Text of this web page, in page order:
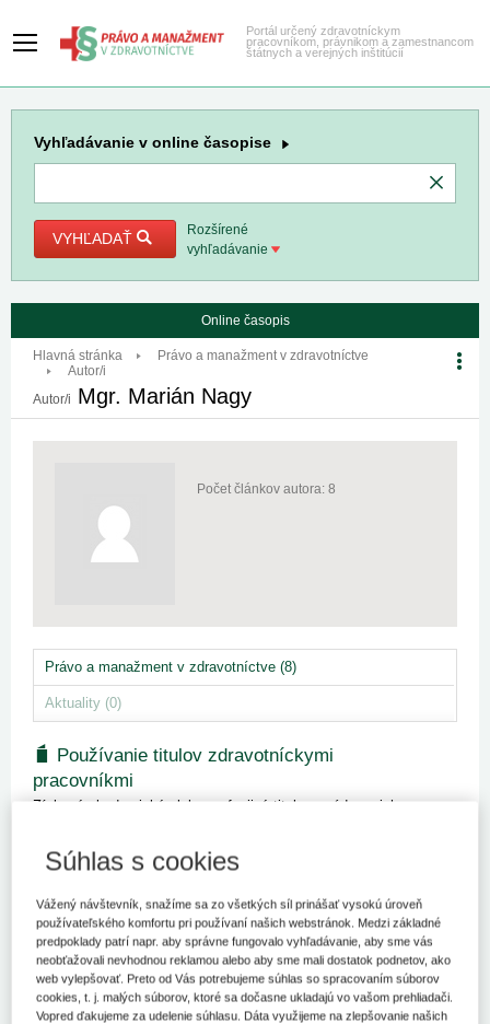
Portál určený zdravotníckym
pracovníkom, právnikom a zamestnancom
štátnych a verejných inštitúcií
Vyhľadávanie v online časopise
VYHĽADAŤ
Rozšírené
vyhľadávanie
Online časopis
Hlavná stránka
Právo a manažment v zdravotníctve
Autor/i
Autor/i Mgr. Marián Nagy
Počet článkov autora: 8
Právo a manažment v zdravotníctve (8)
Aktuality (0)
Používanie titulov zdravotníckymi
pracovníkmi
Získaný akademický alebo profesijný titul prezrádza o jeho
odbornú spôsobilosť. Oblasť používania titulov v zdravotníctve
zdravotníckymi pracovníkmi treba v súčasnosti rozdeliť do...
Kľúčové slová
Cudzinec
Certifikát Diplom Doklad Legislatíva
Lekár
Medicína
Titul Zdravotná sestra
Kvalifikácia
Poskytovateľ zdravotnej starostlivosti
Zdravotnícky pracovník
Súhlas s cookies
Vážený návštevník, snažíme sa zo všetkých síl prinášať vysokú úroveň
používateľského komfortu pri používaní našich webstránok. Medzi základné
predpoklady patrí napr. aby správne fungovalo vyhľadávanie, aby sme vás
neobťažovali nevhodnou reklamou alebo aby sme mali dostatok podnetov, ako
web vylepšovať. Preto od Vás potrebujeme súhlas so spracovaním súborov
cookies, t. j. malých súborov, ktoré sa dočasne ukladajú vo vašom prehliadači.
Vopred ďakujeme za udelenie súhlasu. Dáta využijeme na zlepšovanie našich